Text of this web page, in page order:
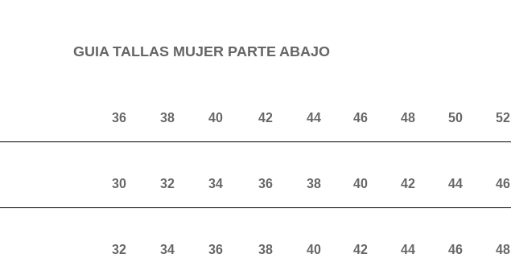
GUIA TALLAS MUJER PARTE ABAJO
36 38 40 42 44 46 48 50 52
30 32 34 36 38 40 42 44 46
32 34 36 38 40 42 44 46 48